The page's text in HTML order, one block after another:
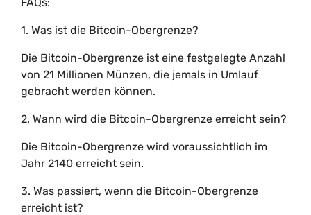
1. Was ist die Bitcoin-Obergrenze?
Die Bitcoin-Obergrenze ist eine festgelegte Anzahl
von 21 Millionen Münzen, die jemals in Umlauf
gebracht werden können.
2. Wann wird die Bitcoin-Obergrenze erreicht sein?
Die Bitcoin-Obergrenze wird voraussichtlich im
Jahr 2140 erreicht sein.
3. Was passiert, wenn die Bitcoin-Obergrenze
erreicht ist?